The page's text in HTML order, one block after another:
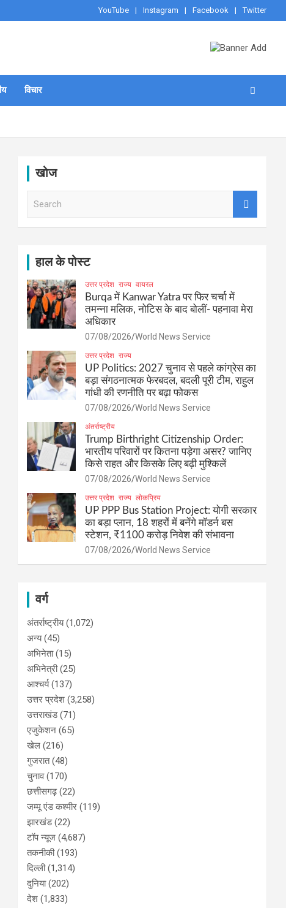
YouTube Instagram Facebook Twitter
विचार
खोज
हाल के पोस्ट
उत्तर प्रदेश राज्य वायरल
Burqa में Kanwar Yatra पर फिर चर्चा में
तमन्ना मलिक, नोटिस के बाद बोलीं- पहनावा मेरा
अधिकार
07/08/2026 World News Service
उत्तर प्रदेश राज्य
UP Politics: 2027 चुनाव से पहले कांग्रेस का
बड़ा संगठनात्मक फेरबदल, बदली पूरी टीम, राहुल
गांधी की रणनीति पर बढ़ा फोकस
07/08/2026 World News Service
अंतर्राष्ट्रीय
Trump Birthright Citizenship Order:
भारतीय परिवारों पर कितना पड़ेगा असर? जानिए
किसे राहत और किसके लिए बढ़ी मुश्किलें
07/08/2026 World News Service
उत्तर प्रदेश राज्य लोकप्रिय
UP PPP Bus Station Project: योगी सरकार
का बड़ा प्लान, 18 शहरों में बनेंगे मॉडर्न बस
स्टेशन, ₹1100 करोड़ निवेश की संभावना
07/08/2026 World News Service
वर्ग
अंतर्राष्ट्रीय(1,072)
अन्य(45)
अभिनेता(15)
अभिनेत्री(25)
आश्चर्य(137)
उत्तर प्रदेश (3,258)
उत्तराखंड(71)
एजुकेशन (65)
खेल (216)
गुजरात(48)
चुनाव(170)
छत्तीसगढ़(22)
जम्मू एंड कश्मीर (119)
झारखंड(22)
टॉप न्यूज (4,687)
तकनीकी(193)
दिल्ली(1,314)
दुनिया(202)
देश (1,833)